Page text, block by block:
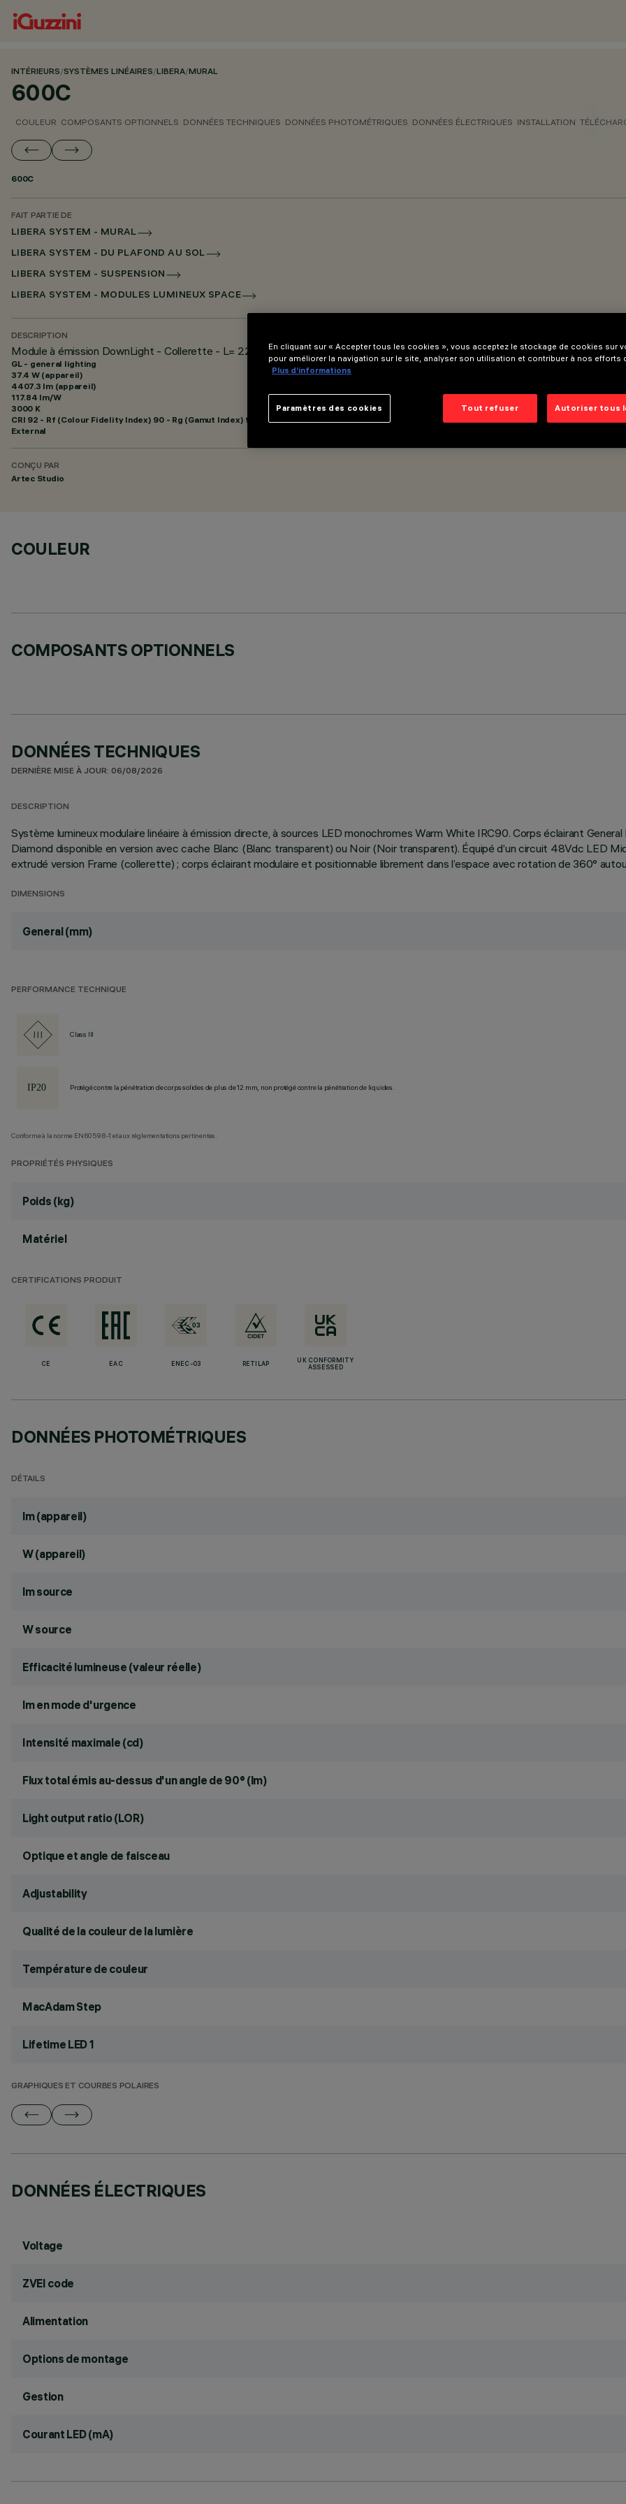
INTÉRIEURS/SYSTÈMES LINÉAIRES/LIBERA/MURAL
600C
COULEUR COMPOSANTS OPTIONNELS DONNÉES TECHNIQUES DONNÉES PHOTOMÉTRIQUES DONNÉES ÉLECTRIQUES INSTALLATION
600C
FAIT PARTIE DE
LIBERA SYSTEM - MURAL
LIBERA SYSTEM - DU PLAFOND AU SOL
LIBERA SYSTEM - SUSPENSION
LIBERA SYSTEM - MODULES LUMINEUX SPACE
DESCRIPTION
Module à émission DownLight - Collerette - L= 2280 - 48Vdc (PWM) - Éclairage général - Optique Space - Warm White
GL - general lighting
37.4 W (appareil)
4407.3 lm (appareil)
117.84 lm/W
3000 K
CRI 92 - Rf (Colour Fidelity Index) 90 - Rg (Gamut Index) 96
External
CONÇU PAR
Artec Studio
COULEUR
COMPOSANTS OPTIONNELS
DONNÉES TECHNIQUES
DERNIÈRE MISE À JOUR: 06/08/2026
DESCRIPTION
Système lumineux modulaire linéaire à émission directe, à sources LED monochromes Warm White IRC90. Corps éclairant
Diamond disponible en version avec cache Blanc (Blanc transparent) ou Noir (Noir transparent). Équipé d’un circuit 48Vdc LED
extrudé version Frame (collerette) ; corps éclairant modulaire et positionnable librement dans l’espace avec rotation de 360°
DIMENSIONS
General (mm)
PERFORMANCE TECHNIQUE
Class III
Protégé contre la pénétration de corps solides de plus de 12 mm, non protégé contre la pénétration de liquides.
Conforme à la norme EN60598-1 et aux réglementations pertinentes.
PROPRIÉTÉS PHYSIQUES
Poids (kg)
Matériel
CERTIFICATIONS PRODUIT
CE EAC ENEC-03 RETILAP
UK CONFORMITY
ASSESSED
DONNÉES PHOTOMÉTRIQUES
DÉTAILS
lm (appareil)
W (appareil)
lm source
W source
Efficacité lumineuse (valeur réelle)
lm en mode d'urgence
Intensité maximale (cd)
Flux total émis au-dessus d'un angle de 90° (lm)
Light output ratio (LOR)
Optique et angle de faisceau
Adjustability
Qualité de la couleur de la lumière
Température de couleur
MacAdam Step
Lifetime LED 1
GRAPHIQUES ET COURBES POLAIRES
DONNÉES ÉLECTRIQUES
Voltage
ZVEI code
Alimentation
Options de montage
Gestion
Courant LED (mA)
En cliquant sur « Accepter tous les cookies », vous acceptez le stockage de cookies sur
pour améliorer la navigation sur le site, analyser son utilisation et contribuer à nos efforts
Plus d’informations
Tout refuser Autoriser tous
Paramètres des cookies